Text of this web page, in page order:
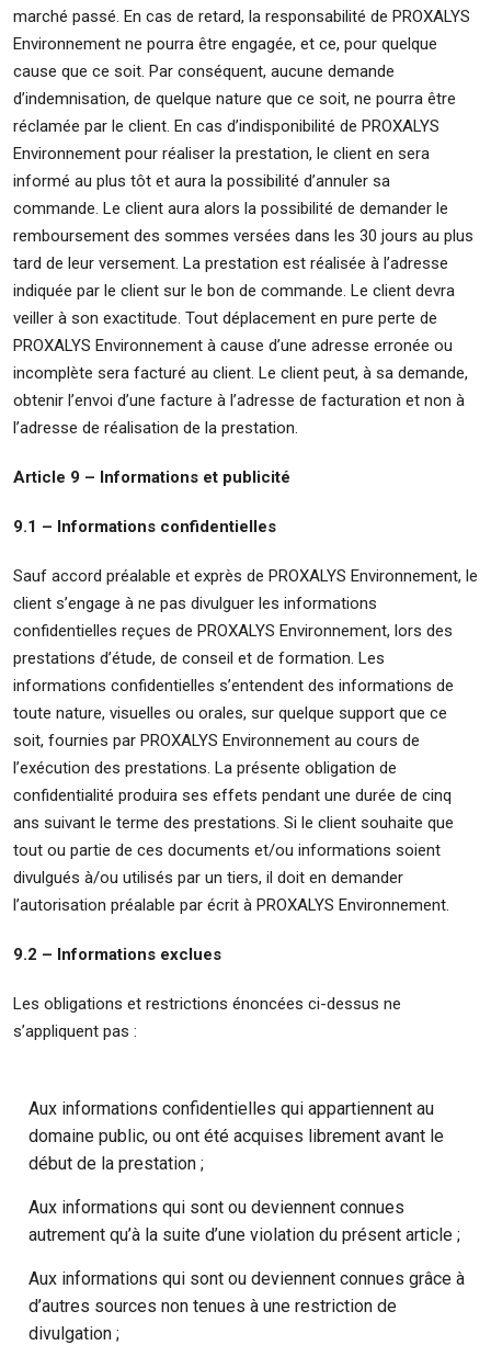
marché passé. En cas de retard, la responsabilité de PROXALYS
Environnement ne pourra être engagée, et ce, pour quelque
cause que ce soit. Par conséquent, aucune demande
d’indemnisation, de quelque nature que ce soit, ne pourra être
réclamée par le client. En cas d’indisponibilité de PROXALYS
Environnement pour réaliser la prestation, le client en sera
informé au plus tôt et aura la possibilité d’annuler sa
commande. Le client aura alors la possibilité de demander le
remboursement des sommes versées dans les 30 jours au plus
tard de leur versement. La prestation est réalisée à l’adresse
indiquée par le client sur le bon de commande. Le client devra
veiller à son exactitude. Tout déplacement en pure perte de
PROXALYS Environnement à cause d’une adresse erronée ou
incomplète sera facturé au client. Le client peut, à sa demande,
obtenir l’envoi d’une facture à l’adresse de facturation et non à
l’adresse de réalisation de la prestation.
Article 9 – Informations et publicité
9.1 – Informations confidentielles
Sauf accord préalable et exprès de PROXALYS Environnement, le
client s’engage à ne pas divulguer les informations
confidentielles reçues de PROXALYS Environnement, lors des
prestations d’étude, de conseil et de formation. Les
informations confidentielles s’entendent des informations de
toute nature, visuelles ou orales, sur quelque support que ce
soit, fournies par PROXALYS Environnement au cours de
l’exécution des prestations. La présente obligation de
confidentialité produira ses effets pendant une durée de cinq
ans suivant le terme des prestations. Si le client souhaite que
tout ou partie de ces documents et/ou informations soient
divulgués à/ou utilisés par un tiers, il doit en demander
l’autorisation préalable par écrit à PROXALYS Environnement.
9.2 – Informations exclues
Les obligations et restrictions énoncées ci-dessus ne
s’appliquent pas :
Aux informations confidentielles qui appartiennent au
domaine public, ou ont été acquises librement avant le
début de la prestation ;
Aux informations qui sont ou deviennent connues
autrement qu’à la suite d’une violation du présent article ;
Aux informations qui sont ou deviennent connues grâce à
d’autres sources non tenues à une restriction de
divulgation ;